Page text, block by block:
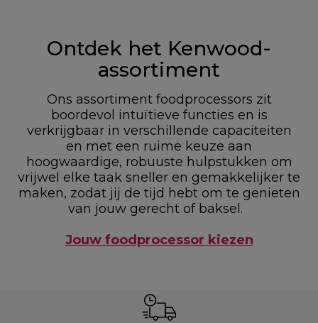
Ontdek het Kenwood-
assortiment
Ons assortiment foodprocessors zit
boordevol intuïtieve functies en is
verkrijgbaar in verschillende capaciteiten
en met een ruime keuze aan
hoogwaardige, robuuste hulpstukken om
vrijwel elke taak sneller en gemakkelijker te
maken, zodat jij de tijd hebt om te genieten
van jouw gerecht of baksel.
Jouw foodprocessor kiezen